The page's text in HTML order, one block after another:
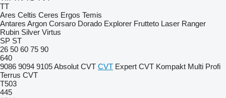
TT
Ares Celtis Ceres Ergos Temis
Antares Argon Corsaro Dorado Explorer Frutteto Laser Ranger
Rubin Silver Virtus
SP ST
26 50 60 75 90
640
9086 9094 9105Absolut CVT CVT Expert CVT Kompakt Multi Profi
Terrus CVT
T503
445